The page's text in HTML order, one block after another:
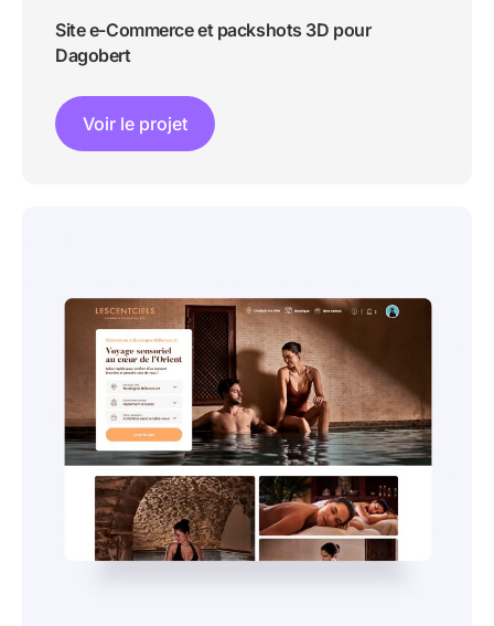
Site e-Commerce et packshots 3D pour
Dagobert
Voir le projet